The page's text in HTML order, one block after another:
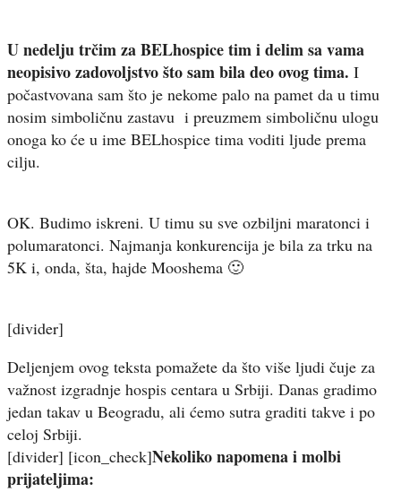
U nedelju trčim za BELhospice tim i delim sa vama
neopisivo zadovoljstvo što sam bila deo ovog tima. I
počastvovana sam što je nekome palo na pamet da u timu
nosim simboličnu zastavu i preuzmem simboličnu ulogu
onoga ko će u ime BELhospice tima voditi ljude prema
cilju.
OK. Budimo iskreni. U timu su sve ozbiljni maratonci i
polumaratonci. Najmanja konkurencija je bila za trku na
5K i, onda, šta, hajde Mooshema 🙂
[divider]
Deljenjem ovog teksta pomažete da što više ljudi čuje za
važnost izgradnje hospis centara u Srbiji. Danas gradimo
jedan takav u Beogradu, ali ćemo sutra graditi takve i po
celoj Srbiji.
[divider] [icon_check]Nekoliko napomena i molbi
prijateljima: